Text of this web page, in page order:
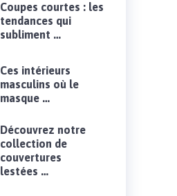
Coupes courtes : les
tendances qui
subliment …
Ces intérieurs
masculins où le
masque …
Découvrez notre
collection de
couvertures
lestées …